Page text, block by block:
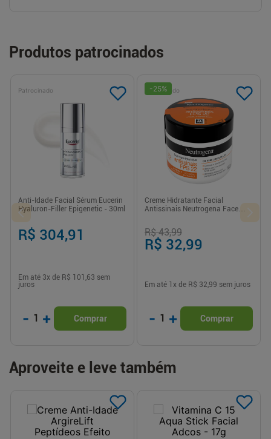
Produtos patrocinados
Patrocinado
Anti-Idade Facial Sérum Eucerin
Hyaluron-Filler Epigenetic - 30ml
R$ 304,91
Em até 3x de R$ 101,63 sem
juros
- 1 + Comprar
Patrocinado
-25%
Creme Hidratante Facial
Antissinais Neutrogena Face
R$ 43,99
R$ 32,99
Em até 1 x de R$ 32,99 sem juros
- 1 + Comprar
Aproveite e leve também